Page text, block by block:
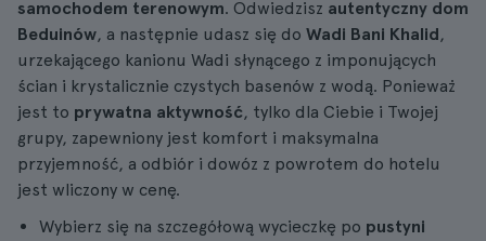
samochodem terenowym. Odwiedzisz autentyczny dom
Beduinów, a następnie udasz się do Wadi Bani Khalid,
urzekającego kanionu Wadi słynącego z imponujących
ścian i krystalicznie czystych basenów z wodą. Ponieważ
jest to prywatna aktywność, tylko dla Ciebie i Twojej
grupy, zapewniony jest komfort i maksymalna
przyjemność, a odbiór i dowóz z powrotem do hotelu
jest wliczony w cenę.
Wybierz się na szczegółową wycieczkę po pustyni